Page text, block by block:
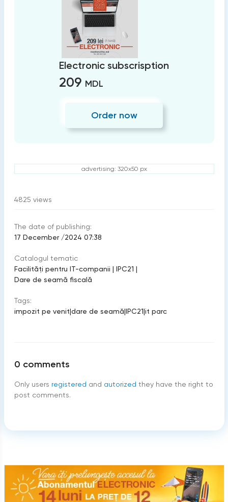
Electronic subscrisption
209 MDL
Order now
advertising: 320x50 px
4825 views
The date of publishing:
17 December /2024 07:38
Catalogul tematic
Facilități pentru IT-companii | IPC21 |
Dare de seamă fiscală
Tags:
impozit pe venit|dare de seamă|IPC21|it parc
0 comments
Only users registered and autorized they have the right to
post comments.